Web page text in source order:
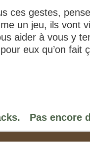
ces gestes,
un jeu, ils vont
aider à vous y
eux qu’on fait
Pas encore